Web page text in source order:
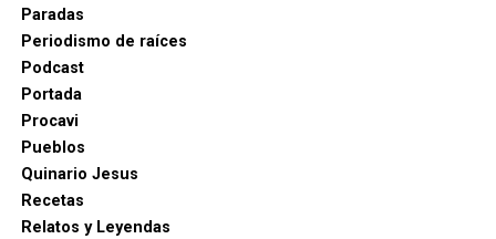
Paradas
Periodismo de raíces
Podcast
Portada
Procavi
Pueblos
Quinario Jesus
Recetas
Relatos y Leyendas